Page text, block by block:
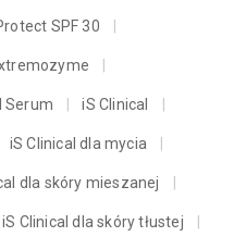
SPF 30
Serum iS Clinical
iS Clinical dla mycia
dla skóry mieszanej
iS Clinical dla skóry tłustej